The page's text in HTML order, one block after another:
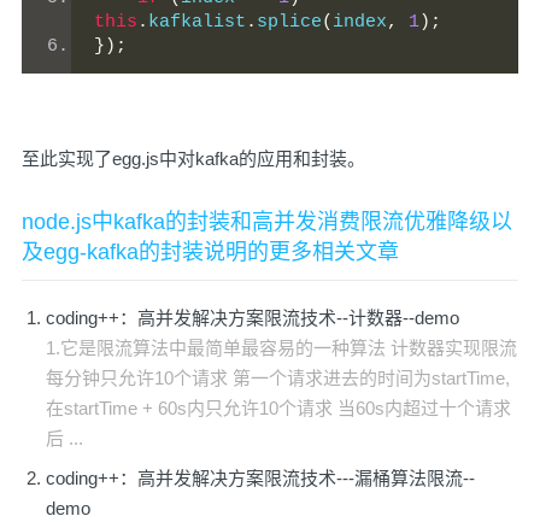
this . kafkalist . splice( index, 1);
});
至此实现了egg.js中对kafka的应用和封装。
node.js中kafka的封装和高并发消费限流优雅降级以
及egg-kafka的封装说明的更多相关文章
coding++：高并发解决方案限流技术--计数器--demo
1.它是限流算法中最简单最容易的一种算法 计数器实现限流
每分钟只允许10个请求 第一个请求进去的时间为startTime,
在startTime + 60s内只允许10个请求 当60s内超过十个请求
后 ...
coding++：高并发解决方案限流技术---漏桶算法限流--
demo